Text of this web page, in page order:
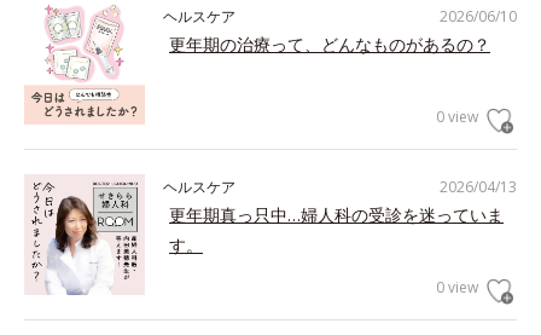
2026/06/10
ヘルスケア
更年期の治療って、どんなものがあるの？
0 view
2026/04/13
ヘルスケア
更年期真っ只中…婦人科の受診を迷っていま
す。
0 view